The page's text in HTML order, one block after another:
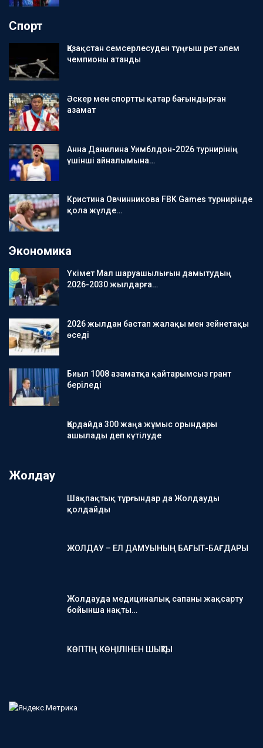
Спорт
Қазақстан семсерлесуден тұңғыш рет әлем
чемпионы атанды
Әскер мен спортты қатар бағындырған
азамат
Анна Данилина Уимблдон-2026 турнирінің
үшінші айналымына…
Кристина Овчинникова FBK Games турнирінде
қола жүлде…
Экономика
Үкімет Мал шаруашылығын дамытудың
2026-2030 жылдарға…
2026 жылдан бастап жалақы мен зейнетақы
өседі
Биыл 1008 азаматқа қайтарымсыз грант
беріледі
Қордайда 300 жаңа жұмыс орындары
ашылады деп күтілуде
Жолдау
Шақпақтық тұрғындар да Жолдауды
қолдайды
ЖОЛДАУ – ЕЛ ДАМУЫНЫҢ БАҒЫТ-БАҒДАРЫ
Жолдауда медициналық сапаны жақсарту
бойынша нақты…
КӨПТІҢ КӨҢІЛІНЕН ШЫҚТЫ